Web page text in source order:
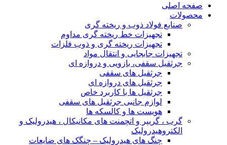
صفحه اصلی
محصولات
صنایع فولاد ذوب و ریخته گری
تجهیزات خط ریخته گری مداوم
تجهیزات ریخته گری و ذوب فلزات
تجهیزات جابجایی و انتقال مواد
جرثقیل سقفی، بازویی و دروازه ای
جرثقیل های سقفی
جرثقیل های دروازه ای
جرثقیل ها با کاربرد خاص
لوازم جانبی جرثقیل های سقفی
هویست ها و کالسکه ها
گرب ، گریپر و اتچمنت های مکانیکال ، هیدرولیک و
الکتروهیدرولیک
چنگ های هیدرولیک – چنگک های ضایعات